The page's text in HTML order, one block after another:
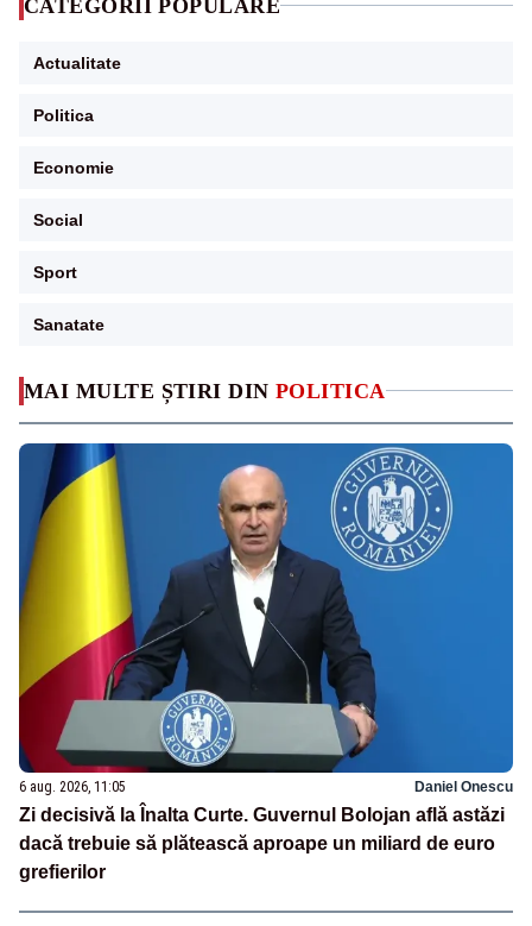
MAI MULTE ȘTIRI DIN POLITICA
6 aug. 2026, 11:05 Daniel Onescu
Zi decisivă la Înalta Curte. Guvernul Bolojan află astăzi
dacă trebuie să plătească aproape un miliard de euro
grefierilor
CATEGORII POPULARE
Actualitate
Politica
Economie
Social
Sport
Sanatate